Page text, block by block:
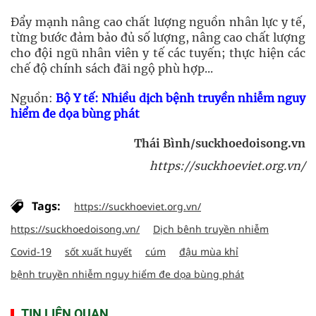
Đẩy mạnh nâng cao chất lượng nguồn nhân lực y tế,
từng bước đảm bảo đủ số lượng, nâng cao chất lượng
cho đội ngũ nhân viên y tế các tuyến; thực hiện các
chế độ chính sách đãi ngộ phù hợp...
Nguồn:Bộ Y tế: Nhiều dịch bệnh truyền nhiễm nguy
hiểm đe dọa bùng phát
Thái Bình/suckhoedoisong.vn
https://suckhoeviet.org.vn/
Tags:
https://suckhoeviet.org.vn/
https://suckhoedoisong.vn/
Dịch bênh truyền nhiễm
Covid-19
sốt xuất huyết cúm
đậu mùa khỉ
bệnh truyền nhiễm nguy hiểm đe dọa bùng phát